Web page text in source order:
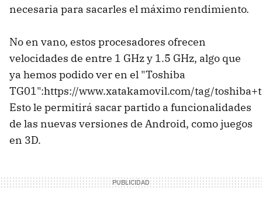
necesaria para sacarles el máximo rendimiento.
No en vano, estos procesadores ofrecen
velocidades de entre 1 GHz y 1.5 GHz, algo que
ya hemos podido ver en el "Toshiba
TG01":https://www.xatakamovil.com/tag/
Esto le permitirá sacar partido a funcionalidades
de las nuevas versiones de Android, como juegos
en 3D.